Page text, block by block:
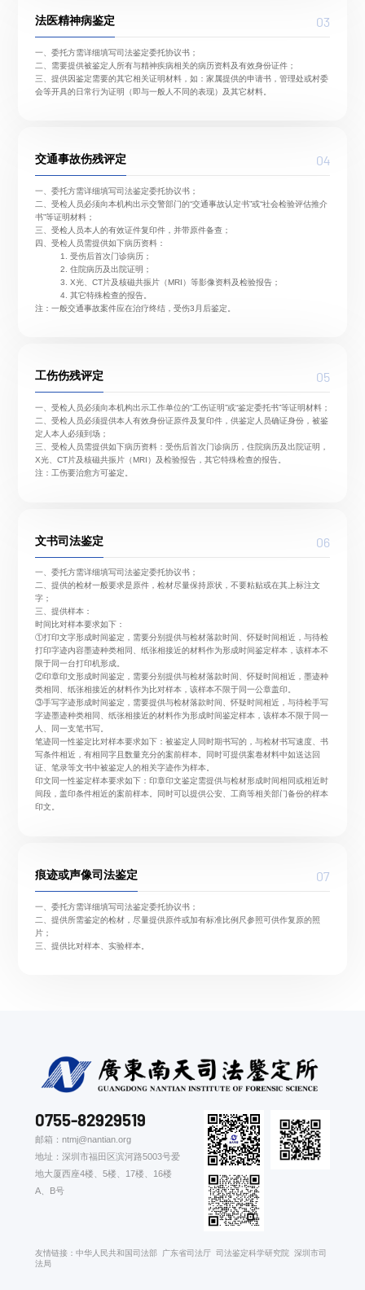
法医精神病鉴定 03
一、委托方需详细填写司法鉴定委托协议书；
二、需要提供被鉴定人所有与精神疾病相关的病历资料及有效身份证件；
三、提供因鉴定需要的其它相关证明材料，如：家属提供的申请书，管理处或村委
会等开具的日常行为证明（即与一般人不同的表现）及其它材料。
交通事故伤残评定 04
一、委托方需详细填写司法鉴定委托协议书；
二、受检人员必须向本机构出示交警部门的“交通事故认定书”或“社会检验评估推介
书”等证明材料；
三、受检人员本人的有效证件复印件，并带原件备查；
四、受检人员需提供如下病历资料：
受伤后首次门诊病历；
住院病历及出院证明；
X光、CT片及核磁共振片（MRI）等影像资料及检验报告；
其它特殊检查的报告。
注：一般交通事故案件应在治疗终结，受伤3月后鉴定。
工伤伤残评定 05
一、受检人员必须向本机构出示工作单位的“工伤证明”或“鉴定委托书”等证明材料；
二、受检人员必须提供本人有效身份证原件及复印件，供鉴定人员确证身份，被鉴
定人本人必须到场；
三、受检人员需提供如下病历资料：受伤后首次门诊病历，住院病历及出院证明，
X光、CT片及核磁共振片（MRI）及检验报告，其它特殊检查的报告。
注：工伤要治愈方可鉴定。
文书司法鉴定 06
一、委托方需详细填写司法鉴定委托协议书；
二、提供的检材一般要求是原件，检材尽量保持原状，不要粘贴或在其上标注文
字；
三、提供样本：
时间比对样本要求如下：
①打印文字形成时间鉴定，需要分别提供与检材落款时间、怀疑时间相近，与待检
打印字迹内容墨迹种类相同、纸张相接近的材料作为形成时间鉴定样本，该样本不
限于同一台打印机形成。
②印章印文形成时间鉴定，需要分别提供与检材落款时间、怀疑时间相近，墨迹种
类相同、纸张相接近的材料作为比对样本，该样本不限于同一公章盖印。
③手写字迹形成时间鉴定，需要提供与检材落款时间、怀疑时间相近，与待检手写
字迹墨迹种类相同、纸张相接近的材料作为形成时间鉴定样本，该样本不限于同一
人、同一支笔书写。
笔迹同一性鉴定比对样本要求如下：被鉴定人同时期书写的，与检材书写速度、书
写条件相近，有相同字且数量充分的案前样本。同时可提供案卷材料中如送达回
证、笔录等文书中被鉴定人的相关字迹作为样本。
印文同一性鉴定样本要求如下：印章印文鉴定需提供与检材形成时间相同或相近时
间段，盖印条件相近的案前样本。同时可以提供公安、工商等相关部门备份的样本
印文。
痕迹或声像司法鉴定 07
一、委托方需详细填写司法鉴定委托协议书；
二、提供所需鉴定的检材，尽量提供原件或加有标准比例尺参照可供作复原的照
片；
三、提供比对样本、实验样本。
0755-82929519
邮箱：ntmj@nantian.org
地址：深圳市福田区滨河路5003号爱
地大厦西座4楼、5楼、17楼、16楼
A、B号
友情链接： 中华人民共和国司法部 广东省司法厅 司法鉴定科学研究院 深圳市司
法局